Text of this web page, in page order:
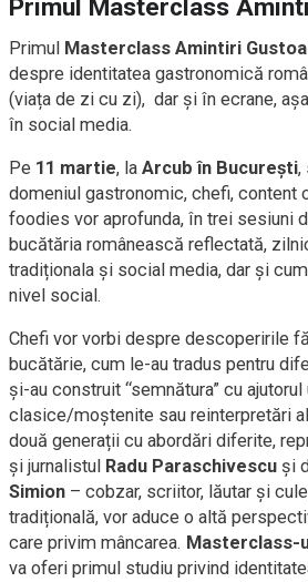
Primul Masterclass
Primul Masterclass Amintiri
despre identitatea gastronomică
(viața de zi cu zi), dar și în ecrane,
în social media.
Pe 11 martie, la Arcub în București,
domeniul gastronomic, chefi, content
foodies vor aprofunda, în trei sesiuni
bucătăria românească reflectată,
tradiționala și social media, dar și
nivel social.
Chefi vor vorbi despre descoperirile
bucătărie, cum le-au tradus pentru
și-au construit “semnătura” cu
clasice/moștenite sau reinterpretări
două generații cu abordări diferite,
și jurnalistul Radu Paraschivescu și
Simion – cobzar, scriitor, lăutar și
tradițională, vor aduce o altă
care privim mâncarea. Masterclass-
va oferi primul studiu privind